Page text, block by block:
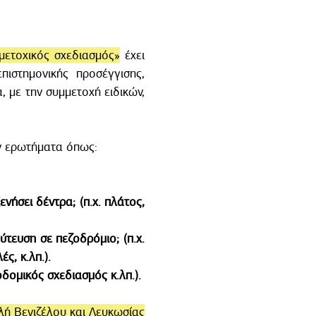
σχεδιασμός» έχει
προσέγγισης,
την συμμετοχή ειδικών,
ερωτήματα όπως:
δέντρα; (π.χ. πλάτος,
σε πεζοδρόμιο; (π.χ.
κ.λπ.).
σχεδιασμός κ.λπ.).
Βενιζέλου και Λευκωσίας